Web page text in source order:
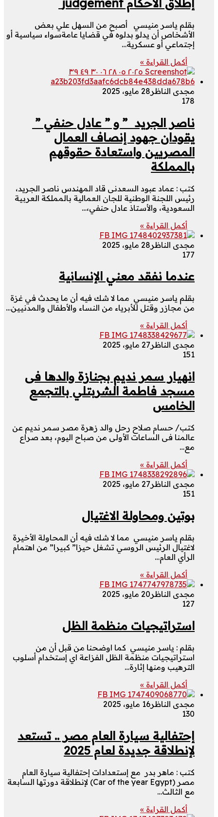
بقلم ياسر منيسي أصبح من السهل علي بعض
الأشخاص أن يدلو بدلوه في قضايا عامةسواء سياسية أو
إجتماعي أو عسكرية…
أكمل القراءة »
مجدى الناظر 28 مايو، 2025
178
ناصر الجريد ” و ” عادل حنفي ”
يقودان جهود إنصاف العمال
المصريين واستعادة حقوقهم
بالمملكة
كتب : عماد عبود السعدنى قاد المهندس ناصر الجريد،
رئيس اللجنة الوطنية للجان العمالية بالمملكة العربية
السعودية، والأستاذ عادل حنفي،…
أكمل القراءة »
مجدى الناظر 28 مايو، 2025
177
عندما نفقد معني الإنسانية
بقلم ياسر منيسي مما لا شك فيه أن ما يحدث في غزة
من مجازر وقتل للأبرياء من النساء والأطفال والمدنيين…
أكمل القراءة »
مجدى الناظر 27 مايو، 2025
151
انهيار سمر نديم بجنازة والدها فى
مسجد فاطمة الشربتلي بالتجمع
الخامس
كتب/ حسام صلاح رحل والد زهرة مصر سمر نديم عن
عالمنا فى الساعات الأولى من صباح اليوم، بعد صراع
مع…
أكمل القراءة »
مجدى الناظر 27 مايو، 2025
151
بوتين ومحاولة الاغتيال
بقلم ياسر منيسي مما لا شك فيه أن المحاولة الأخيرة
لاغتيال الرئيس الروسي تشغل حيزا” كبيرا” من اهتمام
الرأي العام…
أكمل القراءة »
مجدى الناظر 20 مايو، 2025
127
استراتيجيات منظمة الظل
بقلم : ياسر منيسي كما اوضحنا من قبل أن من
استراتيجيات منظمة الظل الفزاعة اي إستخدام أسلوب
الترهيب ومنها إثارة…
أكمل القراءة »
مجدى الناظر16 مايو، 2025
130
إحتفالية سيارة العام مصر .. تستعد
لإنطلاقة جديدة لعام 2025
كتب : ماهر بدر مع إستعدادات إحتفالية سيارة العام
مصر (Car of the year Egypt) لإنطلاقة دورتها السابعة
مع الثالث…
أكمل القراءة »